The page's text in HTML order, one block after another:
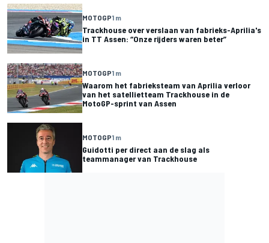
MOTOGP1 m
Trackhouse over verslaan van fabrieks-Aprilia's
in TT Assen: “Onze rijders waren beter”
MOTOGP1 m
Waarom het fabrieksteam van Aprilia verloor
van het satellietteam Trackhouse in de
MotoGP-sprint van Assen
MOTOGP1 m
Guidotti per direct aan de slag als
teammanager van Trackhouse